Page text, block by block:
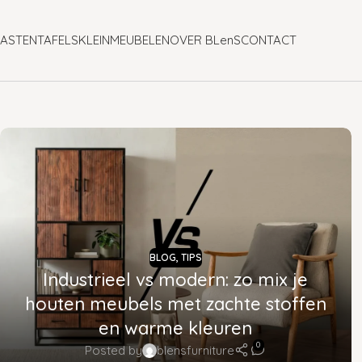
TAFELSKLEINMEUBELENOVER BLenSCONTACT
BLOG TIPS
Industrieel vs modern: zo mix je
houten meubels met zachte stoffen
en warme kleuren
Posted by blensfurniture 0